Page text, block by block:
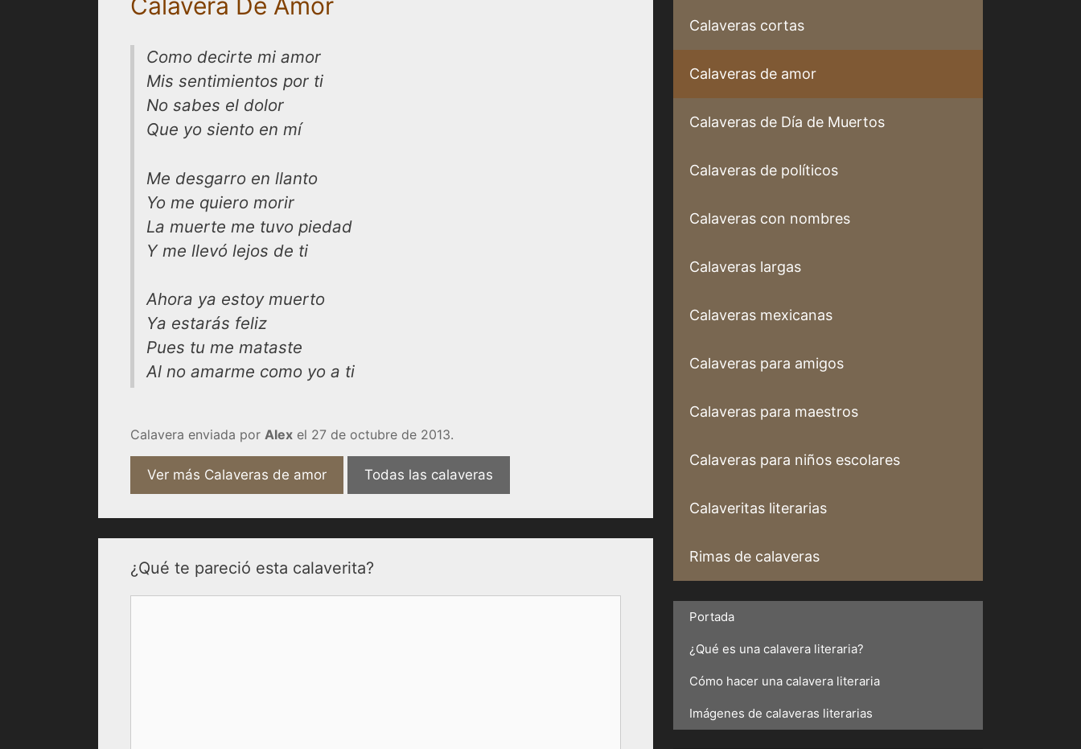
Como decirte mi amor
Mis sentimientos por ti
No sabes el dolor
Que yo siento en mí
Me desgarro en llanto
Yo me quiero morir
La muerte me tuvo piedad
Y me llevó lejos de ti
Ahora ya estoy muerto
Ya estarás feliz
Pues tu me mataste
Al no amarme como yo a ti
Calavera enviada por Alex el 27 de octubre de 2013.
Ver más Calaveras de amor Todas las calaveras
¿Qué te pareció esta calaverita?
Calaveras cortas
Calaveras de amor
Calaveras de Día de Muertos
Calaveras de políticos
Calaveras con nombres
Calaveras largas
Calaveras mexicanas
Calaveras para amigos
Calaveras para maestros
Calaveras para niños escolares
Calaveritas literarias
Rimas de calaveras
Portada
¿Qué es una calavera literaria?
Cómo hacer una calavera literaria
Imágenes de calaveras literarias